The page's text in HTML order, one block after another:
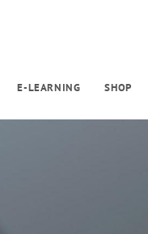
E-LEARNING SHOP